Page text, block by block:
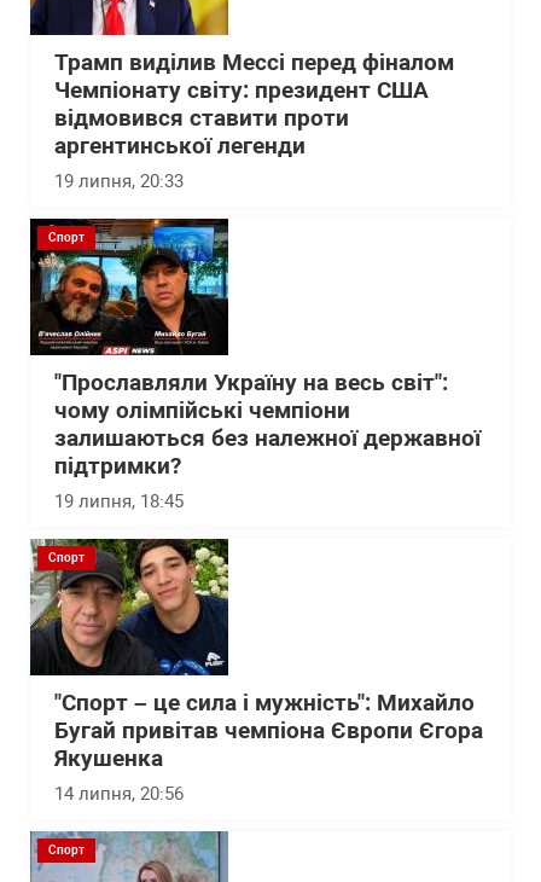
Трамп виділив Мессі перед фіналом
Чемпіонату світу: президент США
відмовився ставити проти
аргентинської легенди
19 липня, 20:33
Спорт
"Прославляли Україну на весь світ":
чому олімпійські чемпіони
залишаються без належної державної
підтримки?
19 липня, 18:45
Спорт
"Спорт – це сила і мужність": Михайло
Бугай привітав чемпіона Європи Єгора
Якушенка
14 липня, 20:56
Спорт